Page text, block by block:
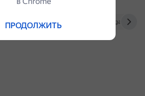
multiurok.ru lenta.ru www.gazeta.ru
ПРОДОЛЖИТЬ